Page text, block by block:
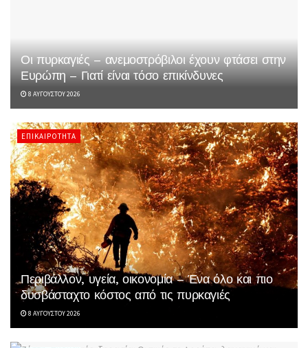
Οι πυρκαγιές – ανεμοστρόβιλοι έχουν φτάσει στην
Ευρώπη – Γιατί είναι τόσο επικίνδυνες
8 ΑΥΓΟΎΣΤΟΥ 2026
ΕΠΙΚΑΙΡΌΤΗΤΑ
Περιβάλλον, υγεία, οικονομία – Ένα όλο και πιο
δυσβάσταχτο κόστος από τις πυρκαγιές
8 ΑΥΓΟΎΣΤΟΥ 2026